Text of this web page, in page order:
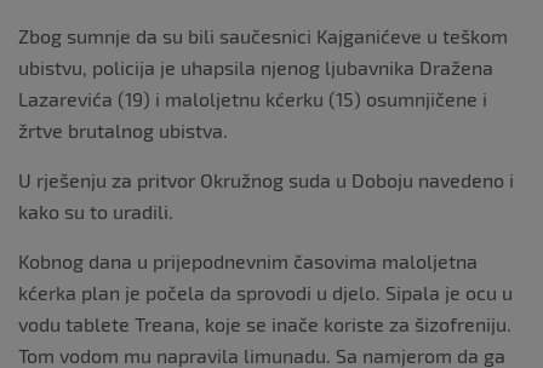
Zbog sumnje da su bili saučesnici Kajganićeve u teškom
ubistvu, policija je uhapsila njenog ljubavnika Dražena
Lazarevića (19) i maloljetnu kćerku (15) osumnjičene i
žrtve brutalnog ubistva.
U rješenju za pritvor Okružnog suda u Doboju navedeno i
kako su to uradili.
Kobnog dana u prijepodnevnim časovima maloljetna
kćerka plan je počela da sprovodi u djelo. Sipala je ocu u
vodu tablete Treana, koje se inače koriste za šizofreniju.
Tom vodom mu napravila limunadu. Sa namjerom da ga